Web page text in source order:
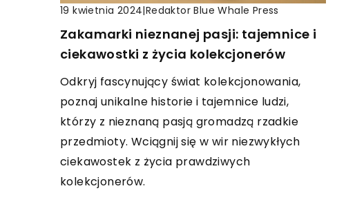
19 kwietnia 2024|Redaktor Blue Whale Press
Zakamarki nieznanej pasji: tajemnice i
ciekawostki z życia kolekcjonerów
Odkryj fascynujący świat kolekcjonowania,
poznaj unikalne historie i tajemnice ludzi,
którzy z nieznaną pasją gromadzą rzadkie
przedmioty. Wciągnij się w wir niezwykłych
ciekawostek z życia prawdziwych
kolekcjonerów.